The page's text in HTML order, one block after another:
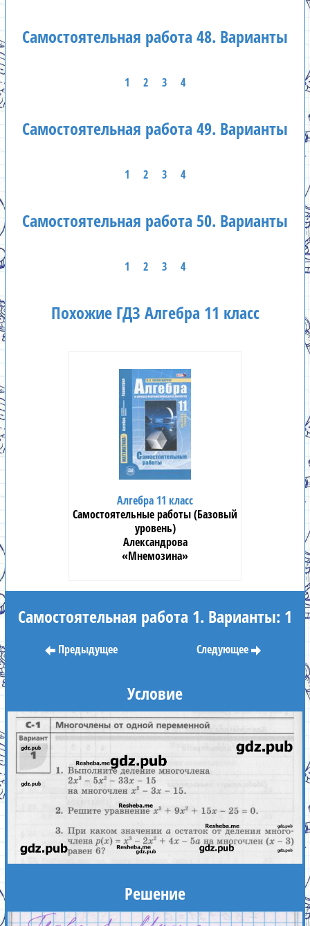
Самостоятельная работа 48. Варианты
1 2 3 4
Самостоятельная работа 49. Варианты
1 2 3 4
Самостоятельная работа 50. Варианты
1 2 3 4
Похожие ГДЗ Алгебра 11 класс
Алгебра 11 класс
Самостоятельные работы (Базовый
уровень)
Александрова
«Мнемозина»
Самостоятельная работа 1. Варианты: 1
Предыдущее Следующее
Условие
Решение